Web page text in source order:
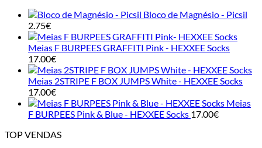
Bloco de Magnésio - Picsil
2.75€
Meias F BURPEES GRAFFITI Pink - HEXXEE Socks
17.00€
Meias 2STRIPE F BOX JUMPS White - HEXXEE Socks
17.00€
Meias
F BURPEES Pink & Blue - HEXXEE Socks 17.00€
TOP VENDAS